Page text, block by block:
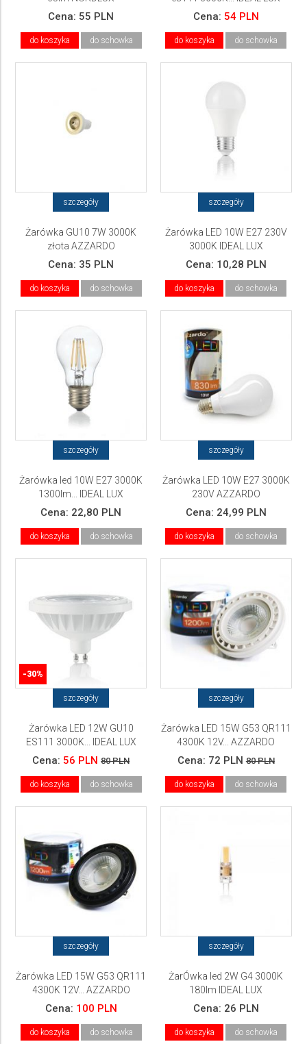
Cena: 55 PLN
do koszyka do schowka
Cena: 54 PLN
do koszyka do schowka
szczegóły
Żarówka GU10 7W 3000K
złota AZZARDO
Cena: 35 PLN
do koszyka do schowka
szczegóły
Żarówka LED 10W E27 230V
3000K IDEAL LUX
Cena: 10,28 PLN
do koszyka do schowka
szczegóły
Żarówka led 10W E27 3000K
1300lm... IDEAL LUX
Cena: 22,80 PLN
do koszyka do schowka
szczegóły
Żarówka LED 10W E27 3000K
230V AZZARDO
Cena: 24,99 PLN
do koszyka do schowka
-30%
szczegóły
Żarówka LED 12W GU10
ES111 3000K... IDEAL LUX
Cena:56 PLN 80 PLN
do koszyka do schowka
szczegóły
Żarówka LED 15W G53 QR111
4300K 12V... AZZARDO
Cena: 72 PLN 80 PLN
do koszyka do schowka
szczegóły
Żarówka LED 15W G53 QR111
4300K 12V... AZZARDO
Cena: 100 PLN
do koszyka do schowka
szczegóły
ŻarÓwka led 2W G4 3000K
180lm IDEAL LUX
Cena: 26 PLN
do koszyka do schowka